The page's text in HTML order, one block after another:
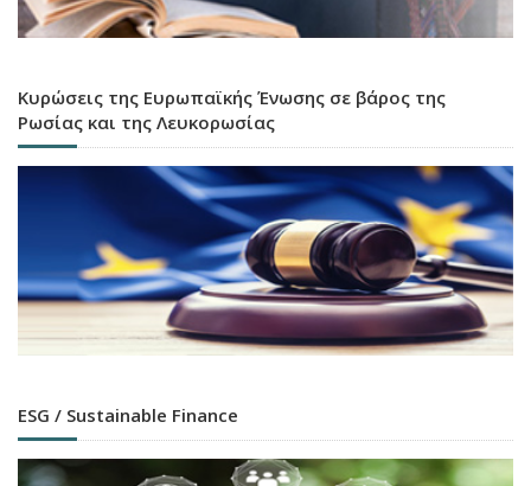
Κυρώσεις της Ευρωπαϊκής Ένωσης σε βάρος της
Ρωσίας και της Λευκορωσίας
ESG / Sustainable Finance